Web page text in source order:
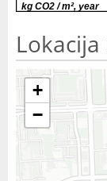
kg CO2 / m², year
+
−